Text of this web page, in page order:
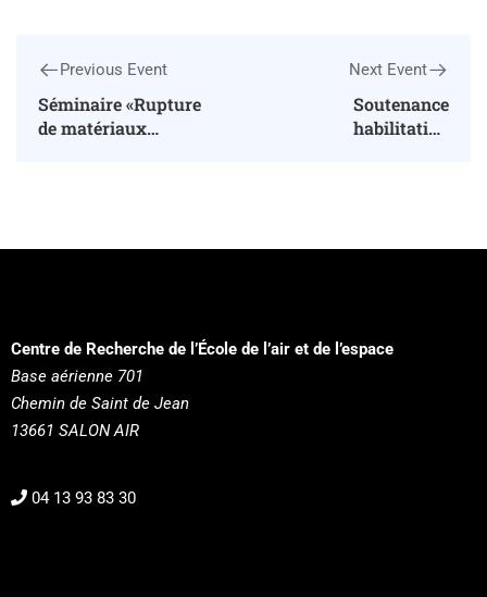
Previous Event
Séminaire «Rupture
de matériaux
Next Event
Soutenance
habilitation
Centre de Recherche de l’École de l’air et de l’espace
Base aérienne 701
Chemin de Saint de Jean
13661 SALON AIR
04 13 93 83 30